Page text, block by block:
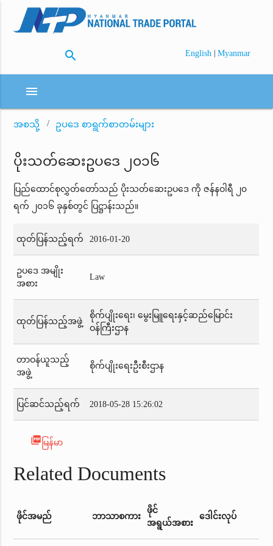
search English | Myanmar
menu
အစသို့ ဥပဒေ စာရွက်စာတမ်းများ
ပိုးသတ်ဆေးဥပဒေ ၂၀၁၆
ပြည်ထောင်စုလွှတ်တော်သည် ပိုးသတ်ဆေးဥပဒေ ကို ဇန်နဝါရီ ၂၀
ရက် ၂၀၁၆ ခုနှစ်တွင် ပြဋ္ဌာန်းသည်။
ထုတ်ပြန်သည့်ရက် 2016-01-20
ဥပဒေ အမျိုး
အစား
Law
ထုတ်ပြန်သည့်အဖွဲ့
စိုက်ပျိုးရေး၊ မွေးမြူရေးနှင့်ဆည်မြောင်း
ဝန်ကြီးဌာန
တာဝန်ယူသည့်
အဖွဲ့
စိုက်ပျိုးရေးဦးစီးဌာန
ပြင်ဆင်သည့်ရက် 2018-05-28 15:26:02
picture_as_pdf မြန်မာ
Related Documents
ဖိုင်အမည် ဘာသာစကား
ဖိုင်
အရွယ်အစား
ဒေါင်းလုပ်